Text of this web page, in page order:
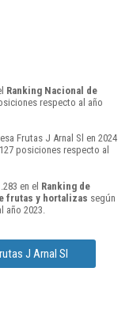
Ranking Nacional de
respecto al año
Frutas J Arnal Sl en 2024
posiciones respecto al
en el Ranking de
frutas y hortalizas según
2023.
J Arnal Sl